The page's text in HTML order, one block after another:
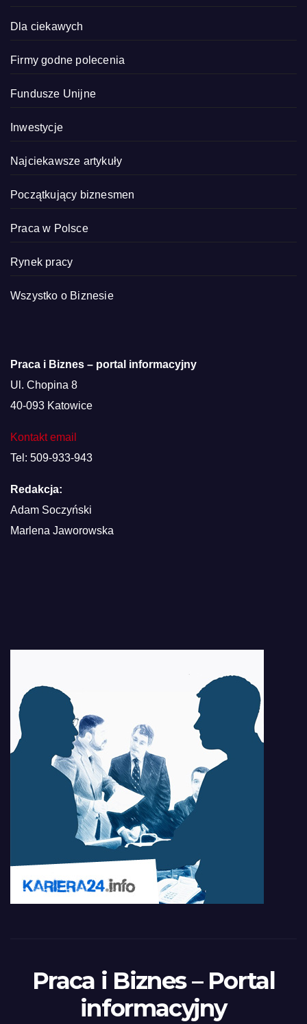
Dla ciekawych
Firmy godne polecenia
Fundusze Unijne
Inwestycje
Najciekawsze artykuły
Początkujący biznesmen
Praca w Polsce
Rynek pracy
Wszystko o Biznesie
Praca i Biznes – portal informacyjny
Ul. Chopina 8
40-093 Katowice
Kontakt email
Tel: 509-933-943
Redakcja:
Adam Soczyński
Marlena Jaworowska
Praca i Biznes – Portal
informacyjny